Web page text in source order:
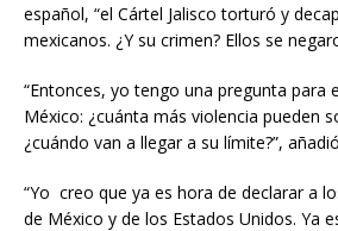
español, “el Cártel Jalisco torturó y
mexicanos. ¿Y su crimen? Ellos se
“Entonces, yo tengo una pregunta para
México: ¿cuánta más violencia pueden
¿cuándo van a llegar a su límite?”,
“Yo creo que ya es hora de declarar a
de México y de los Estados Unidos. Ya